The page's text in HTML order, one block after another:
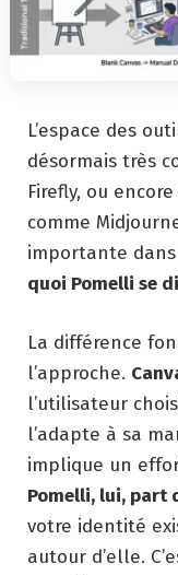
L’espace des
désormais très
Firefly, ou
comme
importante dans
quoi Pomelli se
La différence
l’approche.
l’utilisateur
l’adapte à sa
implique un
Pomelli, lui, part
votre identité
autour d’elle.